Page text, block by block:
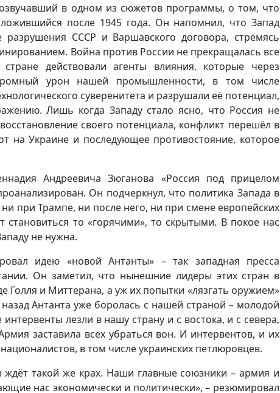
в одном из сюжетов программы, о том, что
после 1945 года. Он напомнил, что Запад
разрушения СССР и Варшавского договора, стремясь
Война против России не прекращалась все
действовали агенты влияния, которые через
урон нашей промышленности, в том числе
суверенитета и разрушали её потенциал,
Лишь когда Западу стало ясно, что Россия не
своего потенциала, конфликт перешёл в
на Украине и последующее противостояние, которое
Андреевича Зюганова «Россия под прицелом
Он подчеркнул, что политика Запада в
при Трампе, ни после него, ни при смене европейских
то «горячими», то скрытыми. В покое нас
не нужна.
идею «новой Антанты» – так западная пресса
Он заметил, что нынешние лидеры этих стран в
Голля и Миттерана, а уж их попытки «лязгать оружием»
Антанта уже боролась с нашей страной – молодой
лезли в нашу страну и с востока, и с севера,
заставила всех убраться вон. И интервентов, и их
в том числе украинских петлюровцев.
ждёт такой же крах. Наши главные союзники – армия и
нас экономически и политически», – резюмировал